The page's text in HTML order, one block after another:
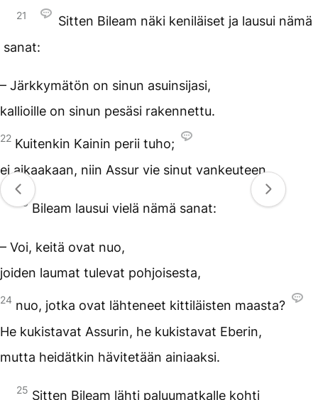
21
Sitten Bileam näki keniläiset ja lausui nämä
sanat:
– Järkkymätön on sinun asuinsijasi,
kallioille on sinun pesäsi rakennettu.
22 Kuitenkin Kainin perii tuho;
ei aikaakaan, niin Assur vie sinut vankeuteen.
23 Bileam lausui vielä nämä sanat:
– Voi, keitä ovat nuo,
joiden laumat tulevat pohjoisesta,
24 nuo, jotka ovat lähteneet kittiläisten maasta?
He kukistavat Assurin, he kukistavat Eberin,
mutta heidätkin hävitetään ainiaaksi.
25 Sitten Bileam lähti paluumatkalle kohti